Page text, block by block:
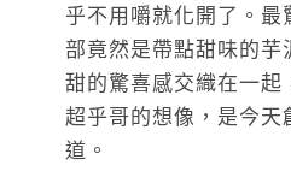
乎不用嚼就化開了。最
部竟然是帶點甜味的芋
甜的驚喜感交織在一起
超乎哥的想像，是今天
道。